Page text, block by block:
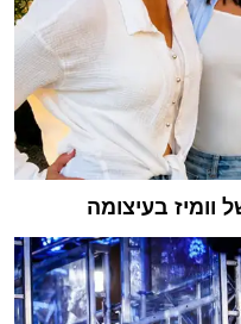
וומיז בעיצומה